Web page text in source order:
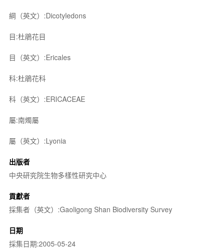
綱（英文）:Dicotyledons
目:杜鵑花目
目（英文）:Ericales
科:杜鵑花科
科（英文）:ERICACEAE
屬:南燭屬
屬（英文）:Lyonia
出版者
中央研究院生物多樣性研究中心
貢獻者
採集者（英文）:Gaoligong Shan Biodiversity Survey
日期
採集日期:2005-05-24